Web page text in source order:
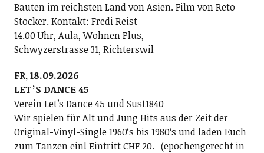
Bauten im reichsten Land von Asien. Film von Reto
Stocker. Kontakt: Fredi Reist
14.00 Uhr, Aula, Wohnen Plus,
Schwyzerstrasse 31, Richterswil
FR, 18.09.2026
LETʼS DANCE 45
Verein Letʼs Dance 45 und Sust1840
Wir spielen für Alt und Jung Hits aus der Zeit der
Original-Vinyl-Single 1960ʻs bis 1980ʻs und laden Euch
zum Tanzen ein! Eintritt CHF 20.- (epochengerecht in